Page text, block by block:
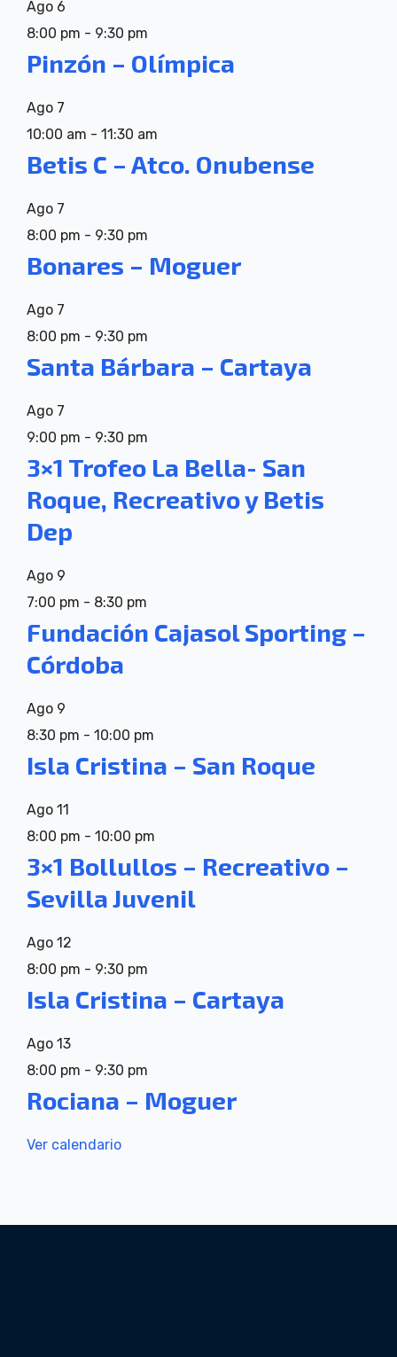
Ago 6
8:00 pm - 9:30 pm
Pinzón – Olímpica
Ago 7
10:00 am - 11:30 am
Betis C – Atco. Onubense
Ago 7
8:00 pm - 9:30 pm
Bonares – Moguer
Ago 7
8:00 pm - 9:30 pm
Santa Bárbara – Cartaya
Ago 7
9:00 pm - 9:30 pm
3×1 Trofeo La Bella- San
Roque, Recreativo y Betis
Dep
Ago 9
7:00 pm - 8:30 pm
Fundación Cajasol Sporting –
Córdoba
Ago 9
8:30 pm - 10:00 pm
Isla Cristina – San Roque
Ago 11
8:00 pm - 10:00 pm
3×1 Bollullos – Recreativo –
Sevilla Juvenil
Ago 12
8:00 pm - 9:30 pm
Isla Cristina – Cartaya
Ago 13
8:00 pm - 9:30 pm
Rociana – Moguer
Ver calendario